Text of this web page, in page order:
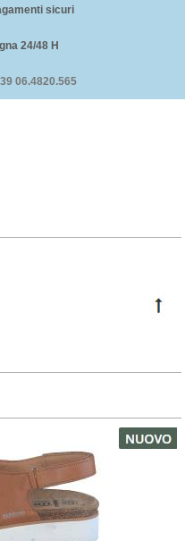
sicuri
24/48 H
06.4820.565